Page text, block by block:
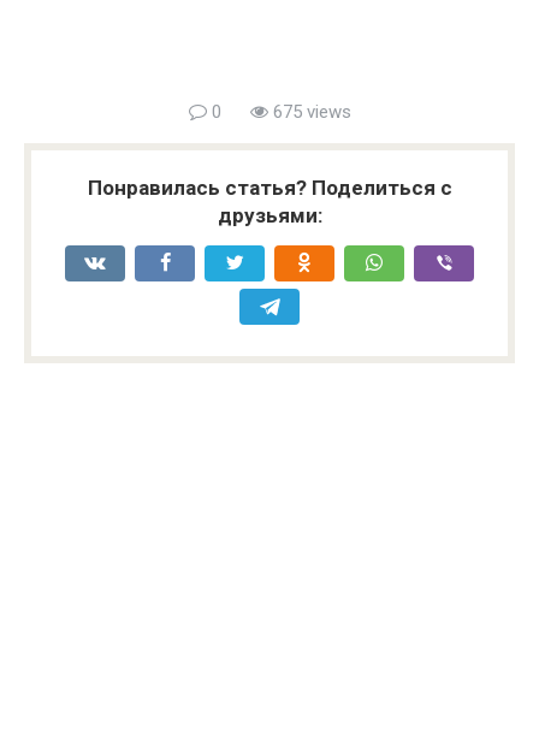
0 675 views
Понравилась статья? Поделиться с
друзьями: